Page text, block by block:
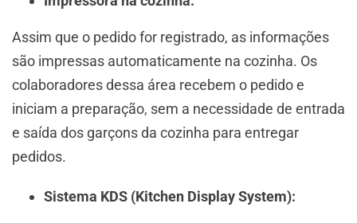
Assim que o pedido for registrado, as informações
são impressas automaticamente na cozinha. Os
colaboradores dessa área recebem o pedido e
iniciam a preparação, sem a necessidade de entrada
e saída dos garçons da cozinha para entregar
pedidos.
Sistema KDS (Kitchen Display System):